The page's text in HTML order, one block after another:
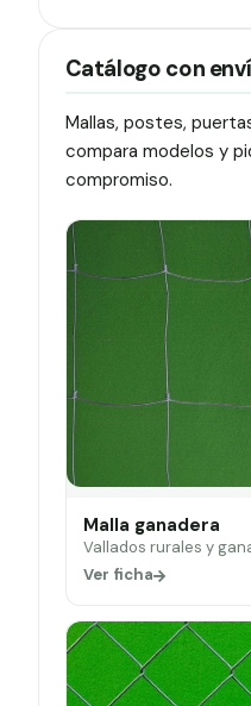
Catálogo con
Mallas, postes,
compara modelos y
compromiso.
Malla ganadera
Vallados rurales y
Ver ficha